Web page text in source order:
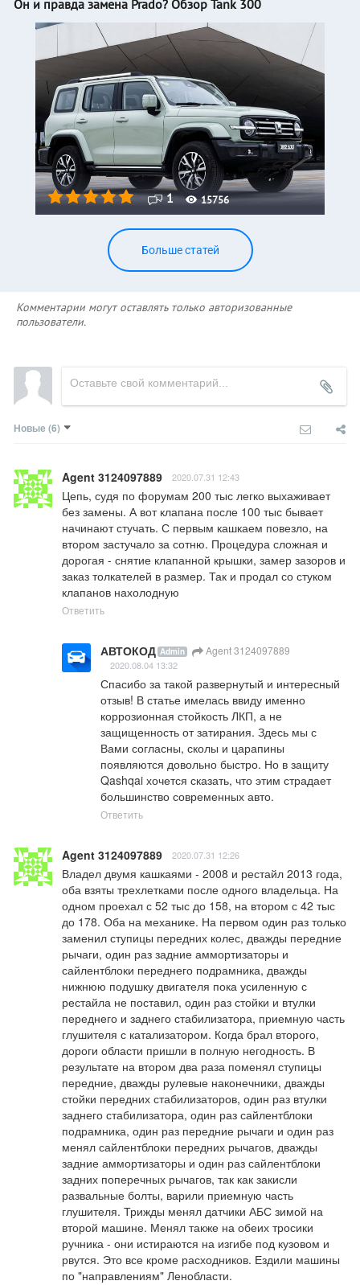
1 15756
Он и правда замена Prado? Обзор Tank 300
Больше статей
Комментарии могут оставлять только авторизованные
пользователи.
Новые (6)
Agent 3124097889 2020.07.31 12:43
Цепь, судя по форумам 200 тыс легко выхаживает
без замены. А вот клапана после 100 тыс бывает
начинают стучать. С первым кашкаем повезло, на
втором застучало за сотню. Процедура сложная и
дорогая - снятие клапанной крышки, замер зазоров и
заказ толкателей в размер. Так и продал со стуком
клапанов нахолодную
Ответить
АВТОКОД Admin Agent 3124097889
2020.08.04 13:32
Спасибо за такой развернутый и интересный
отзыв! В статье имелась ввиду именно
коррозионная стойкость ЛКП, а не
защищенность от затирания. Здесь мы с
Вами согласны, сколы и царапины
появляются довольно быстро. Но в защиту
Qashqai хочется сказать, что этим страдает
большинство современных авто.
Ответить
Agent 3124097889 2020.07.31 12:26
Владел двумя кашкаями - 2008 и рестайл 2013 года,
оба взяты трехлетками после одного владельца. На
одном проехал с 52 тыс до 158, на втором с 42 тыс
до 178. Оба на механике. На первом один раз только
заменил ступицы передних колес, дважды передние
рычаги, один раз задние аммортизаторы и
сайлентблоки переднего подрамника, дважды
нижнюю подушку двигателя пока усиленную с
рестайла не поставил, один раз стойки и втулки
переднего и заднего стабилизатора, приемную часть
глушителя с катализатором. Когда брал второго,
дороги области пришли в полную негодность. В
результате на втором два раза поменял ступицы
передние, дважды рулевые наконечники, дважды
стойки передних стабилизаторов, один раз втулки
заднего стабилизатора, один раз сайлентблоки
подрамника, один раз передние рычаги и один раз
менял сайлентблоки передних рычагов, дважды
задние аммортизаторы и один раз сайлентблоки
задних поперечных рычагов, так как закисли
развальные болты, варили приемную часть
глушителя. Трижды менял датчики АБС зимой на
второй машине. Менял также на обеих тросики
ручника - они истираются на изгибе под кузовом и
рвутся. Это все кроме расходников. Ездили машины
по "направлениям" Ленобласти.